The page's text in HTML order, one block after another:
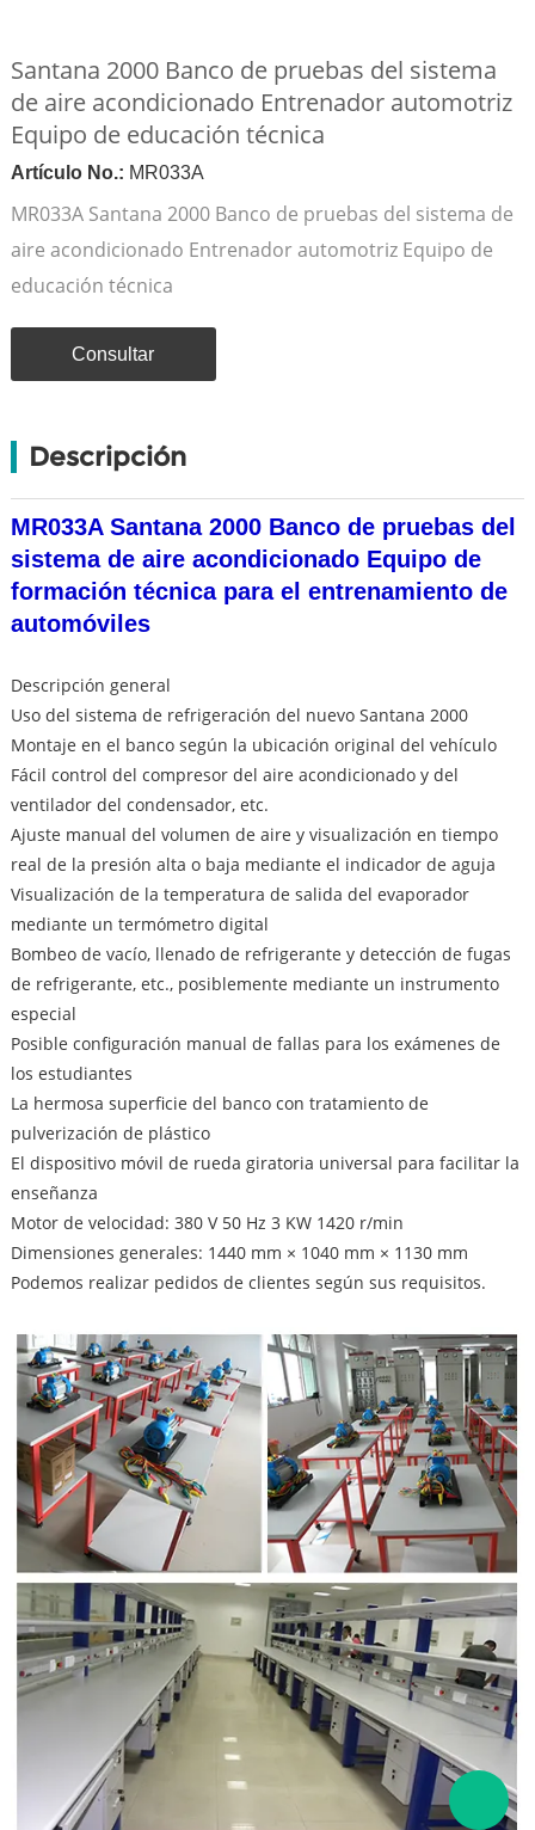
Santana 2000 Banco de pruebas del sistema
de aire acondicionado Entrenador automotriz
Equipo de educación técnica
Artículo No.: MR033A
MR033A Santana 2000 Banco de pruebas del sistema de
aire acondicionado Entrenador automotriz Equipo de
educación técnica
Consultar
Descripción
MR033A Santana 2000 Banco de pruebas del
sistema de aire acondicionado Equipo de
formación técnica para el entrenamiento de
automóviles
Descripción general
Uso del sistema de refrigeración del nuevo Santana 2000
Montaje en el banco según la ubicación original del vehículo
Fácil control del compresor del aire acondicionado y del
ventilador del condensador, etc.
Ajuste manual del volumen de aire y visualización en tiempo
real de la presión alta o baja mediante el indicador de aguja
Visualización de la temperatura de salida del evaporador
mediante un termómetro digital
Bombeo de vacío, llenado de refrigerante y detección de fugas
de refrigerante, etc., posiblemente mediante un instrumento
especial
Posible configuración manual de fallas para los exámenes de
los estudiantes
La hermosa superficie del banco con tratamiento de
pulverización de plástico
El dispositivo móvil de rueda giratoria universal para facilitar la
enseñanza
Motor de velocidad: 380 V 50 Hz 3 KW 1420 r/min
Dimensiones generales: 1440 mm × 1040 mm × 1130 mm
Podemos realizar pedidos de clientes según sus requisitos.